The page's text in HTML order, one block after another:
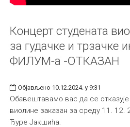
Концерт студената
за гудачке и трзачке
ФИЛУМ-а -ОТКАЗАН
Објављено 10.12.2024. у 9:31
Обавештавамо вас да се отказује
виолине заказан за среду 11. 12.
Ђуре Јакшића.